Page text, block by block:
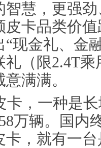
智慧，更强
皮卡品类价
现金礼、金
（限2.4T
满满。
卡，一种是
万辆。国内
卡，就有一